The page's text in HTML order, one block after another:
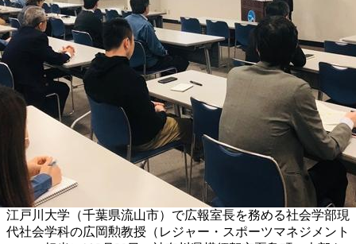
江戸川大学（千葉県流山市）で広報室長を務める社会学部現
代社会学科の広岡勲教授（レジャー・スポーツマネジメント